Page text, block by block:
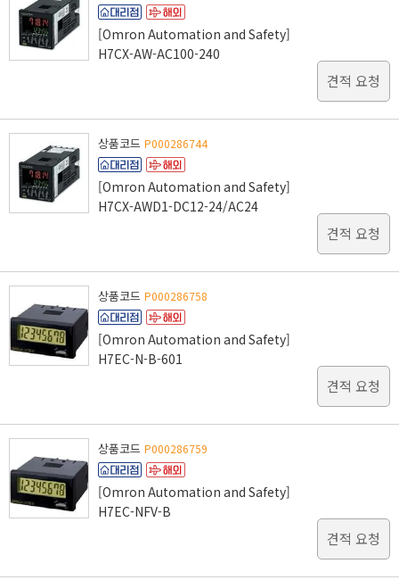
[Omron Automation and Safety]
H7CX-AW-AC100-240
견적 요청
상품코드 P000286744
[Omron Automation and Safety]
H7CX-AWD1-DC12-24/AC24
견적 요청
상품코드 P000286758
[Omron Automation and Safety]
H7EC-N-B-601
견적 요청
상품코드 P000286759
[Omron Automation and Safety]
H7EC-NFV-B
견적 요청